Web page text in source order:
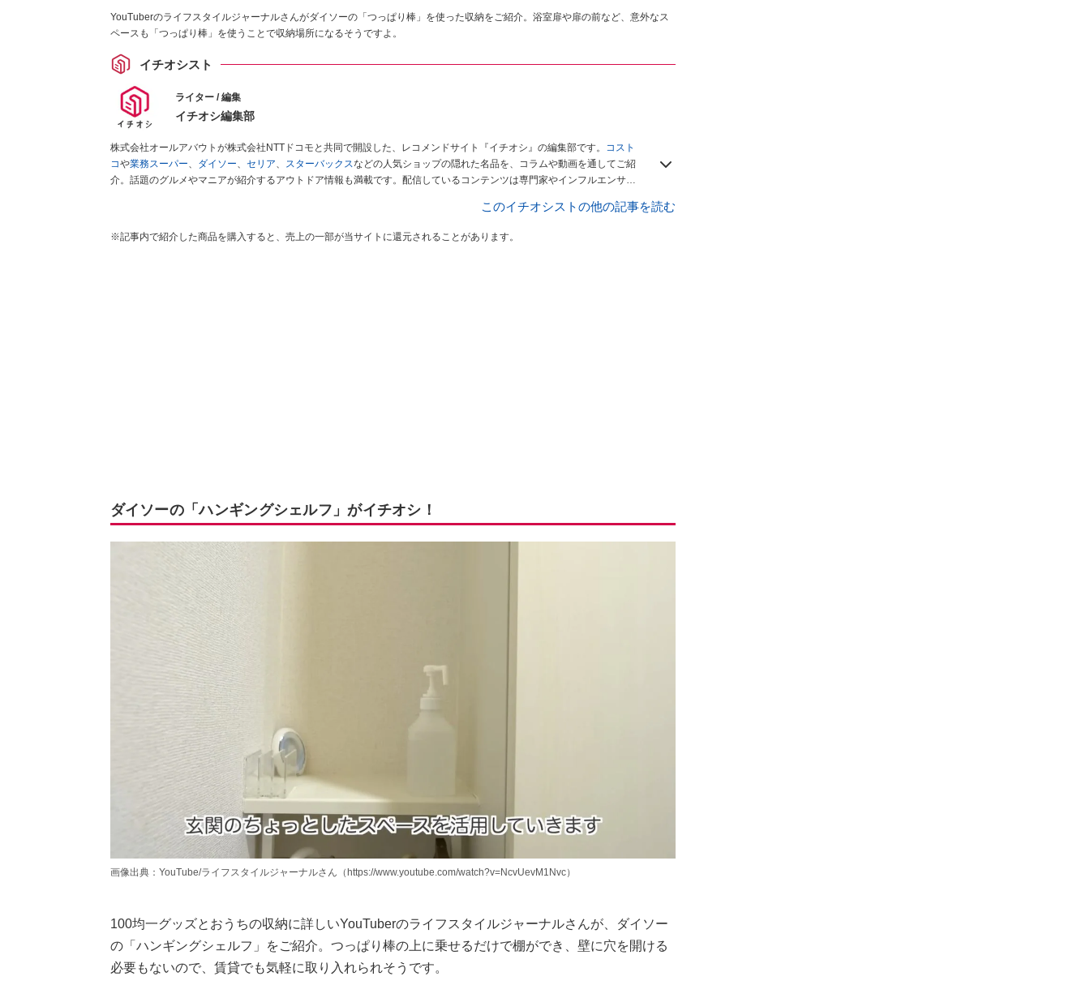
YouTuberのライフスタイルジャーナルさんがダイソーの「つっぱり棒」を使った収納をご紹介。浴室扉や扉の前など、意外なス
ペースも「つっぱり棒」を使うことで収納場所になるそうですよ。
イチオシスト
ライター / 編集
イチオシ編集部
株式会社オールアバウトが株式会社NTTドコモと共同で開設した、レコメンドサイト『イチオシ』の編集部です。
コスト
コや業務スーパー、 ダイソー、 セリア、 スターバックスなどの人気ショップの隠れた名品を、コラムや動画を通してご紹
介。話題のグルメやマニアが紹介するアウトドア情報も満載です。配信しているコンテンツは専門家やインフルエンサー
このイチオシストの他の記事を読む
※記事内で紹介した商品を購入すると、売上の一部が当サイトに還元されることがあります。
ダイソーの「ハンギングシェルフ」がイチオシ！
画像出典：YouTube/ライフスタイルジャーナルさん（https://www.youtube.com/watch?v=NcvUevM1Nvc）
100均一グッズとおうちの収納に詳しいYouTuberのライフスタイルジャーナルさんが、ダイソー
の「ハンギングシェルフ」をご紹介。つっぱり棒の上に乗せるだけで棚ができ、壁に穴を開ける
必要もないので、賃貸でも気軽に取り入れられそうです。